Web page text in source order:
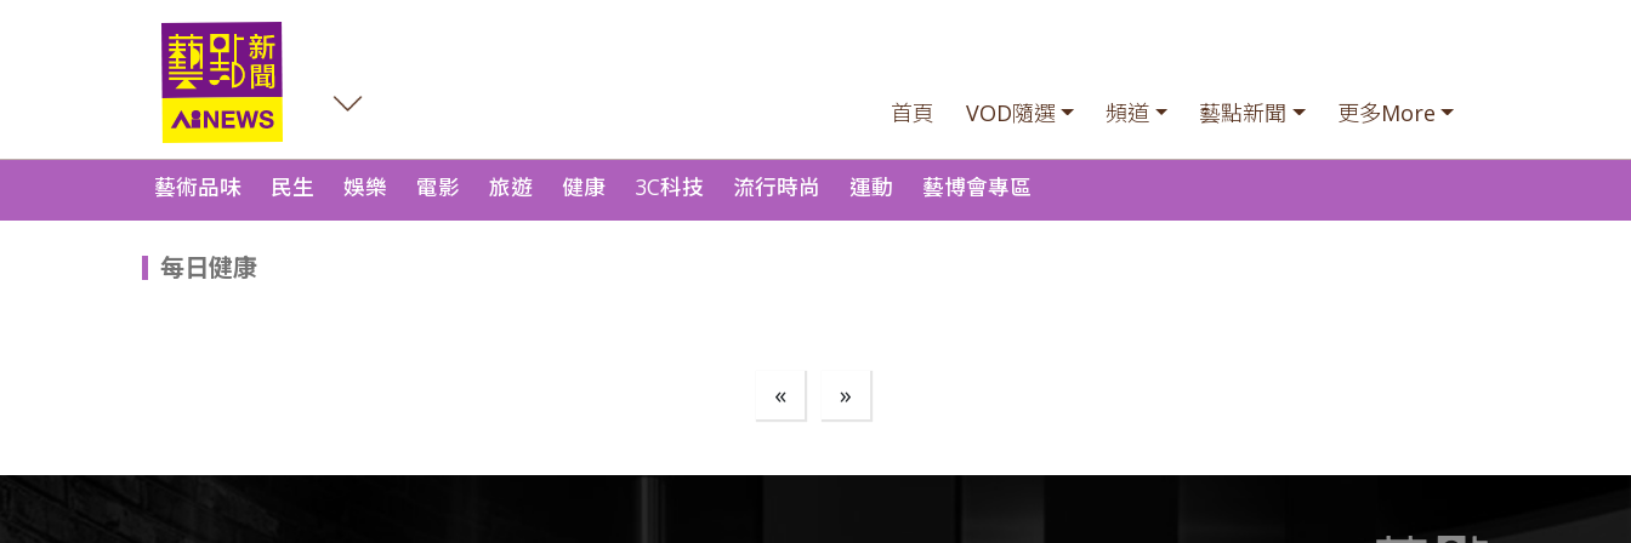
首頁 VOD隨選 頻道 藝點新聞 更多More
藝術品味 民生 娛樂 電影 旅遊 健康 3C科技 流行時尚 運動 藝博會專區
每日健康
« »